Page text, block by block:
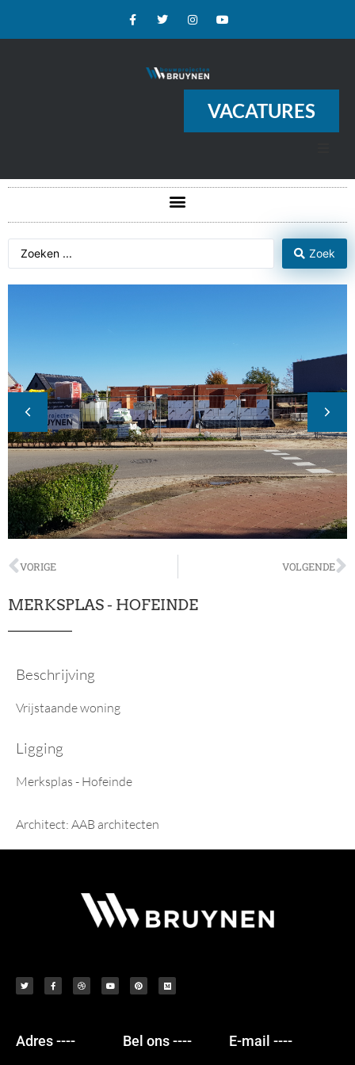
VACATURES
Zoek
VORIGE VOLGENDE
MERKSPLAS - HOFEINDE
Beschrijving
Vrijstaande woning
Ligging
Merksplas - Hofeinde
Architect: AAB architecten
Adres ---- Bel ons ---- E-mail ----